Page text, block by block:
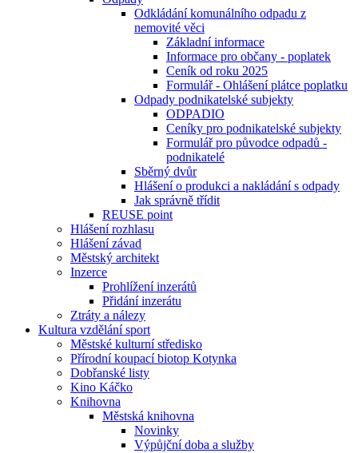
Odkládání komunálního odpadu z
nemovité věci
Základní informace
Informace pro občany - poplatek
Ceník od roku 2025
Formulář - Ohlášení plátce poplatku
Odpady podnikatelské subjekty
ODPADIO
Ceníky pro podnikatelské subjekty
Formulář pro původce odpadů -
podnikatelé
Sběrný dvůr
Hlášení o produkci a nakládání s odpady
Jak správně třídit
REUSE point
Hlášení rozhlasu
Hlášení závad
Městský architekt
Inzerce
Prohlížení inzerátů
Přidání inzerátu
Ztráty a nálezy
Kultura vzdělání sport
Městské kulturní středisko
Přírodní koupací biotop Kotynka
Dobřanské listy
Kino Káčko
Knihovna
Městská knihovna
Novinky
Výpůjční doba a služby